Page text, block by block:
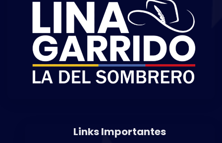
Links Importantes